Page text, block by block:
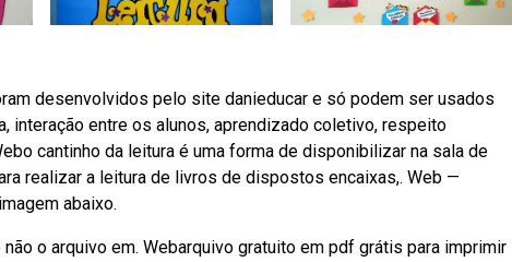
desenvolvidos pelo site danieducar e só podem ser usados
interação entre os alunos, aprendizado coletivo, respeito
cantinho da leitura é uma forma de disponibilizar na sala de
realizar a leitura de livros de dispostos encaixas,. Web —
abaixo.
o arquivo em. Webarquivo gratuito em pdf grátis para imprimir